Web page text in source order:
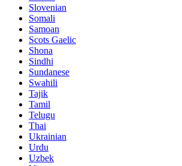
Slovenian
Somali
Samoan
Scots Gaelic
Shona
Sindhi
Sundanese
Swahili
Tajik
Tamil
Telugu
Thai
Ukrainian
Urdu
Uzbek